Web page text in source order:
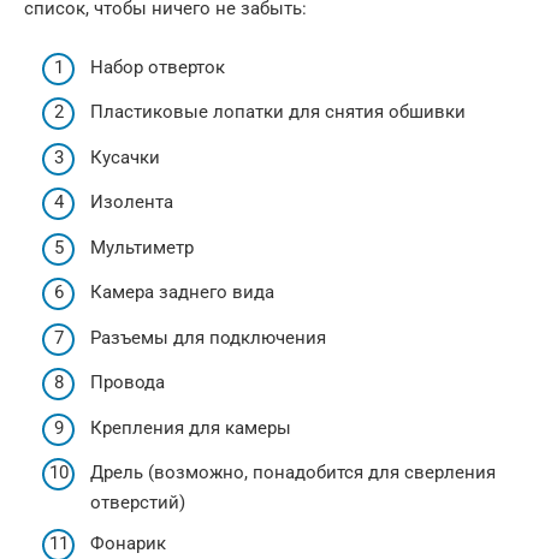
список, чтобы ничего не забыть:
Набор отверток
Пластиковые лопатки для снятия обшивки
Кусачки
Изолента
Мультиметр
Камера заднего вида
Разъемы для подключения
Провода
Крепления для камеры
Дрель (возможно, понадобится для сверления
отверстий)
Фонарик